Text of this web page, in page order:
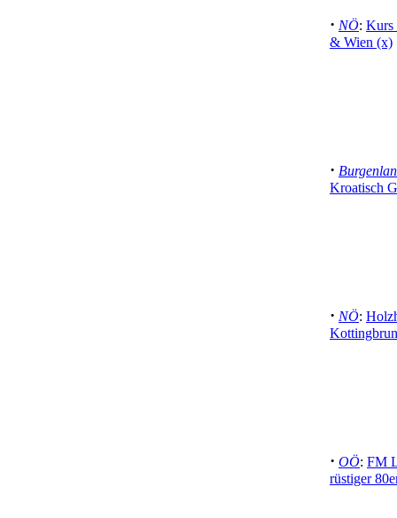
· NÖ: Kurs
& Wien (x)
·
Kroatisch
· NÖ:
· OÖ: FM
rüstiger